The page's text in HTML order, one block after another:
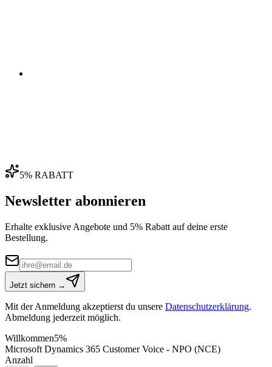
5% RABATT
Newsletter abonnieren
Erhalte exklusive Angebote und 5% Rabatt auf deine erste
Bestellung.
Jetzt sichern →
Mit der Anmeldung akzeptierst du unsere Datenschutzerklärung.
Abmeldung jederzeit möglich.
Willkommen5%
Microsoft Dynamics 365 Customer Voice - NPO (NCE)
Anzahl